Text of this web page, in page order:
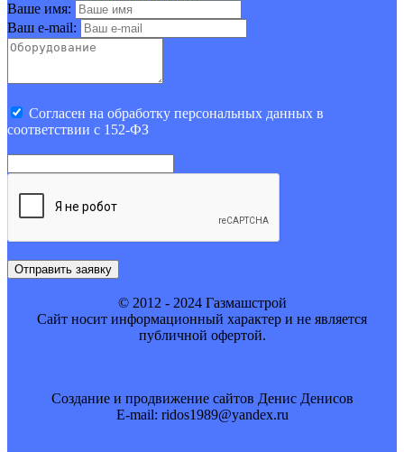
Ваше имя:
Ваш e-mail:
Cогласен на обработку персональных данных в
соответствии с 152-ФЗ
Отправить заявку
© 2012 - 2024 Газмашстрой
Cайт носит информационный характер и не является
публичной офертой.
Создание и продвижение сайтов Денис Денисов
E-mail: ridos1989@yandex.ru